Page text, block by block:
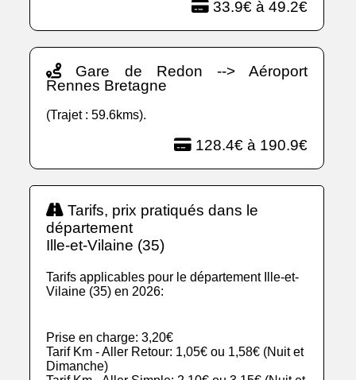
33.9€ à 49.2€
Gare de Redon --> Aéroport
Rennes Bretagne
(Trajet : 59.6kms).
128.4€ à 190.9€
Tarifs, prix pratiqués dans le
département
Ille-et-Vilaine (35)
Tarifs applicables pour le département Ille-et-
Vilaine (35) en 2026:
Prise en charge: 3,20€
Tarif Km - Aller Retour: 1,05€ ou 1,58€ (Nuit et
Dimanche)